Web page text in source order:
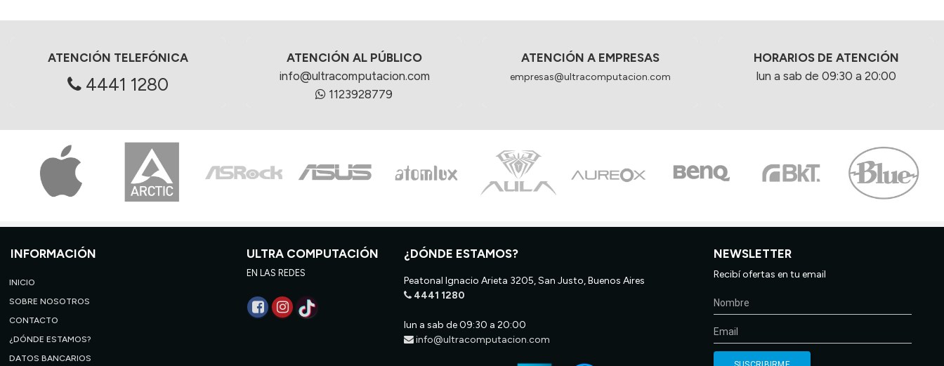
ATENCIÓN TELEFÓNICA
4441 1280
ATENCIÓN AL PÚBLICO
info@ultracomputacion.com
1123928779
ATENCIÓN A EMPRESAS
empresas@ultracomputacion.com
HORARIOS DE ATENCIÓN
lun a sab de 09:30 a 20:00
INFORMACIÓN
INICIO
SOBRE NOSOTROS
CONTACTO
¿DÓNDE ESTAMOS?
DATOS BANCARIOS
ULTRA COMPUTACIÓN
EN LAS REDES
¿DÓNDE ESTAMOS?
Peatonal Ignacio Arieta 3205, San Justo, Buenos Aires
4441 1280
lun a sab de 09:30 a 20:00
info@ultracomputacion.com
NEWSLETTER
Recibí ofertas en tu email